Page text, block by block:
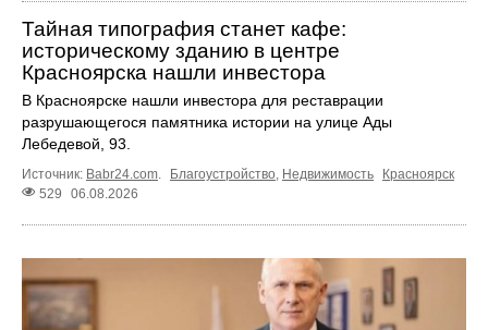
Тайная типография станет кафе:
историческому зданию в центре
Красноярска нашли инвестора
В Красноярске нашли инвестора для реставрации
разрушающегося памятника истории на улице Ады
Лебедевой, 93.
Источник: Babr24.com. Благоустройство, Недвижимость
Красноярск
529
06.08.2026